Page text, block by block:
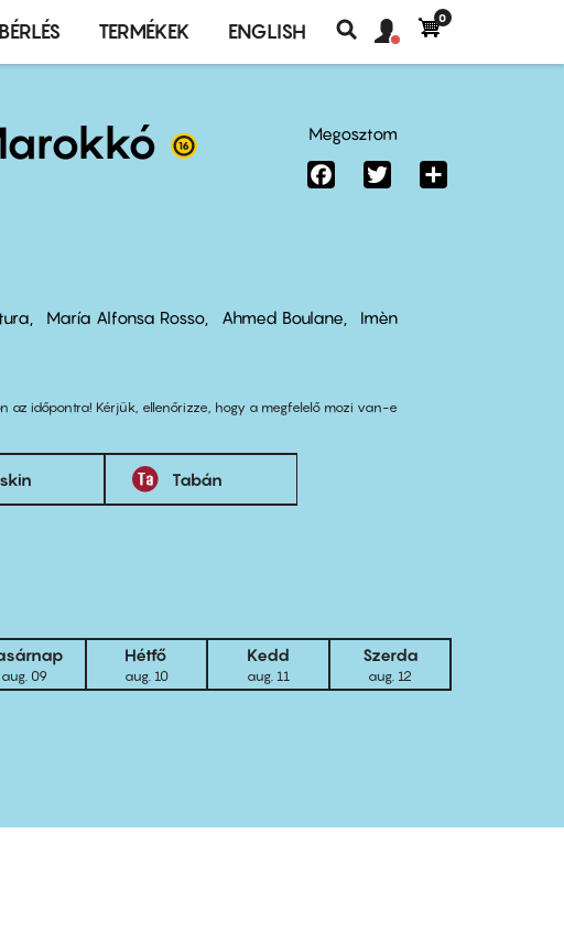
BÉRLÉS TERMÉKEK ENGLISH
Keresés
fiók
Felhasználói
0
María Alfonsa Rosso Ahmed Boulane
Imèn
az időpontra! Kérjük, ellenőrizze, hogy a megfelelő mozi van-e
Tabán
aug. 09
Hétfő
aug. 10
Kedd
aug. 11
Szerda
aug. 12
Megosztom
FacebookTwitter